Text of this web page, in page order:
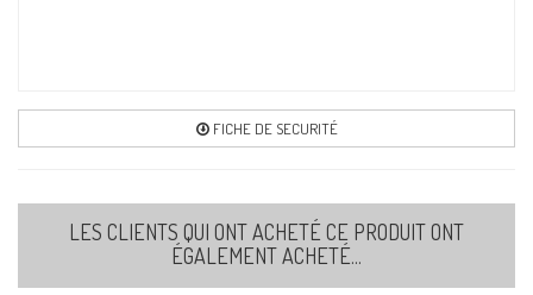
Ref: S687B0C24
Ref: S687B0C31
FICHE DE SECURITÉ
LES CLIENTS QUI ONT ACHETÉ CE PRODUIT ONT
ÉGALEMENT ACHETÉ...